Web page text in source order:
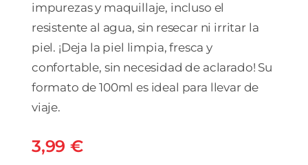
impurezas y maquillaje, incluso el
resistente al agua, sin resecar ni irritar la
piel. ¡Deja la piel limpia, fresca y
confortable, sin necesidad de aclarado! Su
formato de 100ml es ideal para llevar de
viaje.
3,99 €